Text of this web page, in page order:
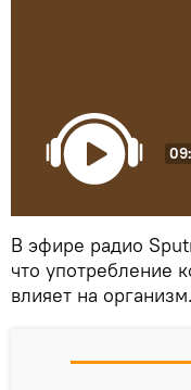
В эфире радио
что употребление
влияет на организм.